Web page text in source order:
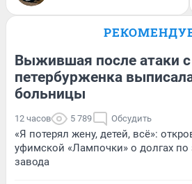
Выжившая после атаки с
петербурженка
больницы
12 часов 5 789 Обсудить
«Я потерял жену, детей, всё»:
уфимской «Лампочки» о долгах по
завода